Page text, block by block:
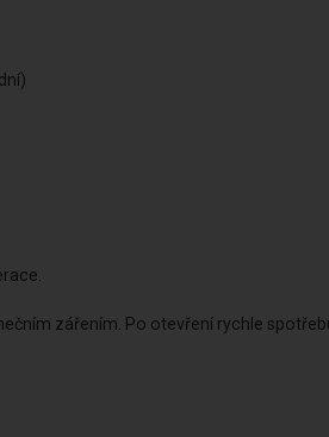
zářením. Po otevření rychle